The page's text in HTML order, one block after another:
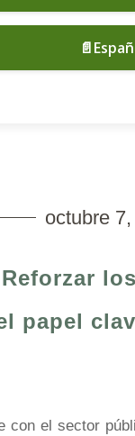
octubre
papel
con el sector